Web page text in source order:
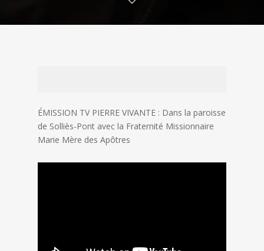
ÉMISSION TV PIERRE VIVANTE : Dans la paroisse
de Solliès-Pont avec la Fraternité Missionnaire
Marie Mère des Apôtres